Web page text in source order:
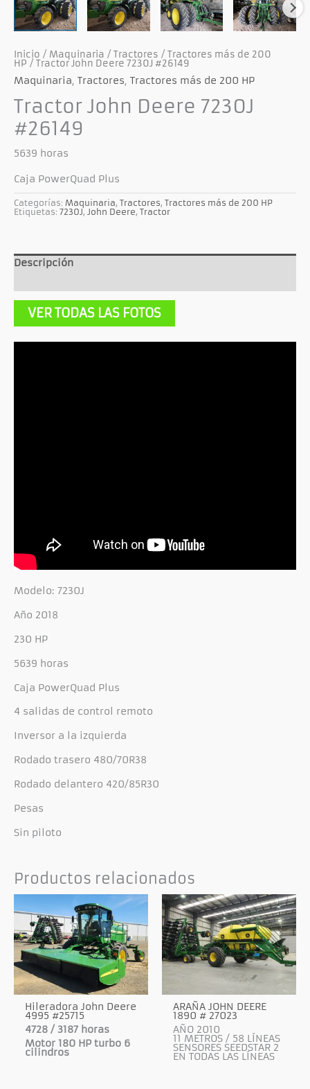
Inicio / Maquinaria / Tractores / Tractores más de 200
HP / Tractor John Deere 7230J #26149
Maquinaria, Tractores, Tractores más de 200 HP
Tractor John Deere 7230J
#26149
5639 horas
Caja PowerQuad Plus
Categorías: Maquinaria, Tractores, Tractores más de 200 HP
Etiquetas: 7230J, John Deere, Tractor
Descripción
VER TODAS LAS FOTOS
Modelo: 7230J
Año 2018
230 HP
5639 horas
Caja PowerQuad Plus
4 salidas de control remoto
Inversor a la izquierda
Rodado trasero 480/70R38
Rodado delantero 420/85R30
Pesas
Sin piloto
Productos relacionados
Hileradora John Deere
4995 #25715
4728 / 3187 horas
Motor 180 HP turbo 6
cilindros
ARAÑA JOHN DEERE
1890 # 27023
AÑO 2010
11 METROS / 58 LÍNEAS
SENSORES SEEDSTAR 2
EN TODAS LAS LÍNEAS